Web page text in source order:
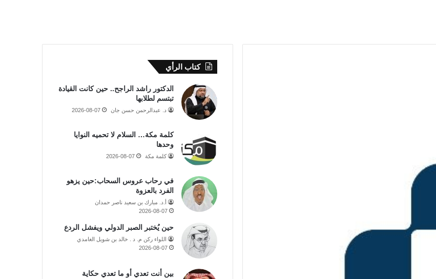
كتاب الرأي
الدكتور راشد الراجح.. حين كانت القيادة
تبتسم لطلابها
د. عبدالرحمن حسن جان 2026-08-07
كلمة مكة… السلام لا تحميه النوايا
وحدها
كلمة مكة 2026-08-07
في رحاب عروس السحاب:حين يزهو
الفرد بالعزوة
أ.د. مبارك بن سعيد ناصر حمدان
2026-08-07
حين يُختبر الصبر الدولي ويفشل الردع
اللواء ركن م. د . خالد بن شويل الغامدي
2026-08-07
بين أنت تعدي أو ما تعدي حكاية